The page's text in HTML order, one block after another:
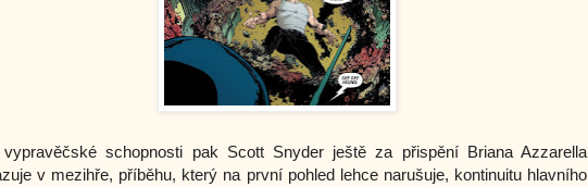
schopnosti pak Scott Snyder ještě za přispění Briana Azzarella
v mezihře, příběhu, který na první pohled lehce narušuje, kontinuitu hlavního